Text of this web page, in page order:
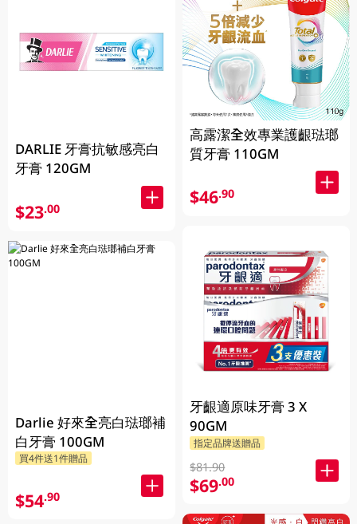
DARLIE 牙膏抗敏感亮白
牙膏 120GM
$23.00
Darlie 好來全亮白琺瑯補
白牙膏 100GM
買4件送1件贈品
$54.90
高露潔全效專業護齦琺瑯
質牙膏 110GM
$46.90
牙齦適原味牙膏 3 X
90GM
指定品牌送贈品
$81.90
$69.00